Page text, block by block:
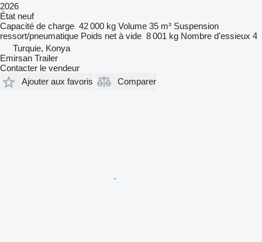
2026
État neuf
Capacité de charge 42 000 kg Volume 35 m³ Suspension
ressort/pneumatique Poids net à vide 8 001 kg Nombre d'essieux 4
Turquie, Konya
Emirsan Trailer
Contacter le vendeur
Ajouter aux favoris
Comparer